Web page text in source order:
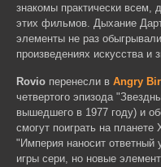
знакомы практически всем,
этих фильмов. Дыхание
элементы не раз
произведениях искусства и
Rovio перенесли в Angry
четвертого эпизода
вышедшего в 1977 году) и
смогут поиграть на
"Империя наносит
игры сери, но новые